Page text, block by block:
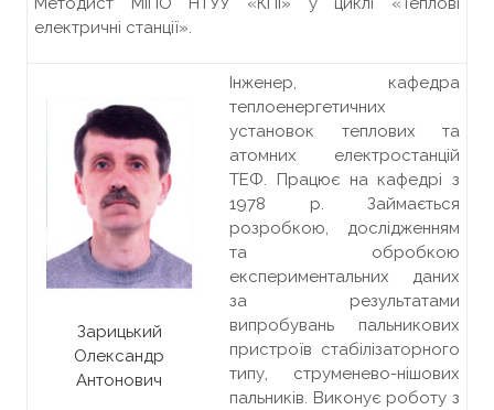
електричні станції».
Зарицький
Олександр
Антонович
Інженер, кафедра
теплоенергетичних
установок теплових та
атомних електростанцій
ТЕФ. Працює на кафедрі з
1978 р. Займається
розробкою, дослідженням
та обробкою
експериментальних даних
за результатами
випробувань пальникових
пристроїв стабілізаторного
типу, струменево-нішових
пальників. Виконує роботу з